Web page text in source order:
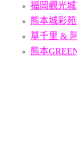
福岡觀光
熊本城彩
草千里 &
熊本